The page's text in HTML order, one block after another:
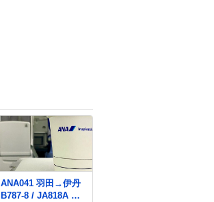
ANA041 羽田→伊丹
B787-8 / JA818A 使